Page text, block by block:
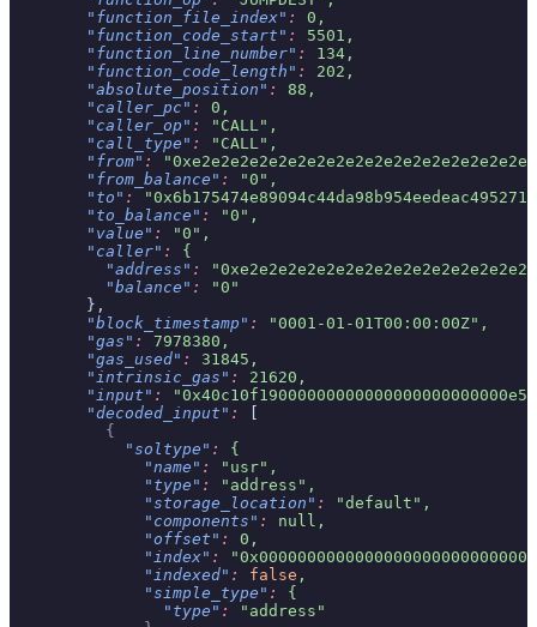
        "function_file_index"
:
0,
        "function_code_start"
:
5501,
        "function_line_number"
:
134,
        "function_code_length"
:
202,
        "absolute_position"
:
88,
        "caller_pc"
:
0,
        "caller_op"
:
"CALL",
        "call_type"
:
"CALL",
        "from"
:
        "from_balance"
:
"0",
        "to"
:
        "to_balance"
:
"0",
        "value"
:
"0",
        "caller"
:
{
          "address"
:
          "balance"
:
"0"
        },
        "block_timestamp"
:
"0001-01-01T00:00:00Z",
        "gas"
:
7978380,
        "gas_used"
:
31845,
        "intrinsic_gas"
:
21620,
        "input"
:
        "decoded_input"
:
[
          {
            "soltype"
:
{
              "name"
:
"usr",
              "type"
:
"address",
              "storage_location"
:
"default",
              "components"
:
null,
              "offset"
:
0,
              "index"
:
              "indexed"
: false ,
              "simple_type"
:
{
                "type"
:
"address"